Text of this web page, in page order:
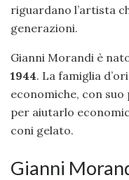
riguardano l’artista
generazioni.
Gianni Morandi è
1944. La famiglia
economiche, con
per aiutarlo
coni gelato.
Gianni